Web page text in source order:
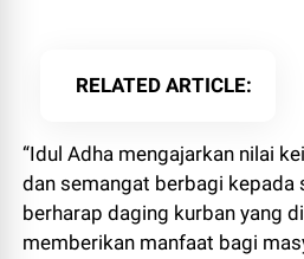
RELATED ARTICLE
“Idul Adha mengajarkan nilai
dan semangat berbagi kepada
berharap daging kurban yang
memberikan manfaat bagi